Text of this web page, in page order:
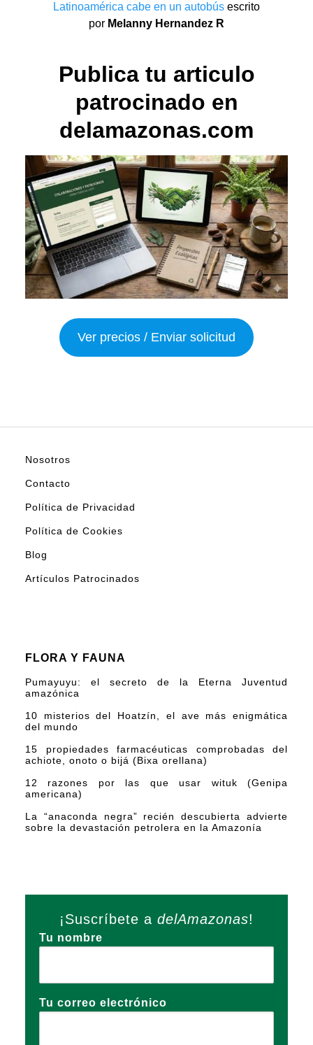
Latinoamérica cabe en un autobús escrito
por Melanny Hernandez R
Publica tu articulo
patrocinado en
delamazonas.com
Ver precios / Enviar solicitud
Nosotros
Contacto
Política de Privacidad
Política de Cookies
Blog
Artículos Patrocinados
FLORA Y FAUNA
Pumayuyu: el secreto de la Eterna Juventud
amazónica
10 misterios del Hoatzín, el ave más enigmática
del mundo
15 propiedades farmacéuticas comprobadas del
achiote, onoto o bijá (Bixa orellana)
12 razones por las que usar wituk (Genipa
americana)
La “anaconda negra” recién descubierta advierte
sobre la devastación petrolera en la Amazonía
¡Suscríbete a delAmazonas!
Tu nombre
Tu correo electrónico